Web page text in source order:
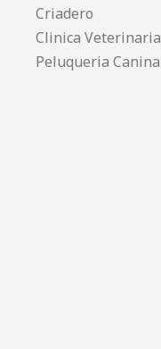
Criadero
Clinica Veterinaria
Peluqueria Canina